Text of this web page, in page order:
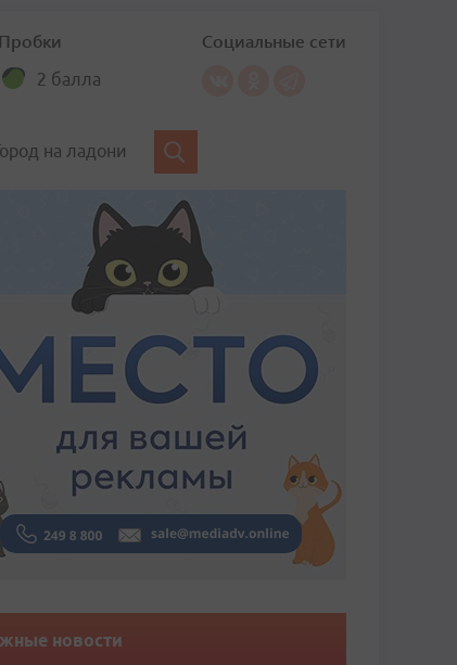
Пробки
2 балла
Социальные сети
на ладони
новости